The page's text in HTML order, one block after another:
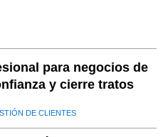
para negocios de
y cierre tratos
DE CLIENTES